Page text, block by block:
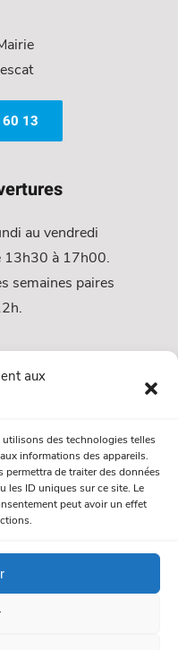
aux
des technologies telles
informations des appareils.
permettra de traiter des données
les ID uniques sur ce site. Le
peut avoir un effet
13
au vendredi
13h30 à 17h00.
semaines paires
/Mentions légales
de confidentialité